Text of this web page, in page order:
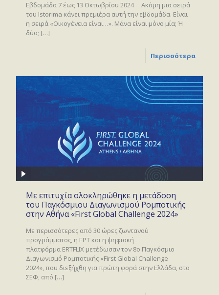
Εβδομάδα 7 έως 13 Οκτωβρίου 2024 Ακόμη μια σειρά
του Istorima κάνει πρεμιέρα αυτή την εβδομάδα. Είναι
η σειρά «Οικογένεια είναι…». Μάνα είναι μόνο μία; Ή
δύο; […]
Περισσότερα
Με επιτυχία ολοκληρώθηκε η μετάδοση
του Παγκόσμιου Διαγωνισμού Ρομποτικής
στην Αθήνα «First Global Challenge 2024»
Με περισσότερες από 30 ώρες ζωντανού
προγράμματος, η ΕΡΤ και η ψηφιακή
πλατφόρμα ERTFLIX μετέδωσαν τον 8ο Παγκόσμιο
Διαγωνισμό Ρομποτικής «First Global Challenge
2024», που διεξήχθη για πρώτη φορά στην Ελλάδα, στο
ΣΕΦ, από […]